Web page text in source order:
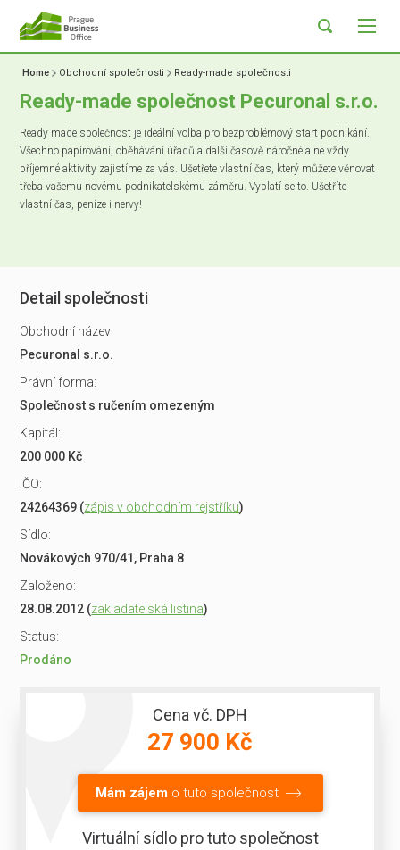
Home Obchodní společnosti Ready-made společnosti
Ready-made společnost Pecuronal s.r.o.
Ready made společnost je ideální volba pro bezproblémový start podnikání.
Všechno papírování, oběhávání úřadů a další časově náročné a ne vždy
příjemné aktivity zajistíme za vás. Ušetřete vlastní čas, který můžete věnovat
třeba vašemu novému podnikatelskému záměru. Vyplatí se to. Ušetříte
vlastní čas, peníze i nervy!
Detail společnosti
Obchodní název:
Pecuronal s.r.o.
Právní forma:
Společnost s ručením omezeným
Kapitál:
200 000 Kč
IČO:
24264369 (zápis v obchodním rejstříku)
Sídlo:
Novákových 970/41, Praha 8
Založeno:
28.08.2012 (zakladatelská listina)
Status:
Prodáno
Cena vč. DPH
27 900 Kč
Mám zájemo tuto společnost
Virtuální sídlo pro tuto společnost